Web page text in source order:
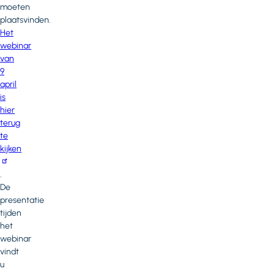
moeten
plaatsvinden.
Het
webinar
van
9
april
is
hier
terug
te
kijken
.
De
presentatie
tijden
het
webinar
vindt
u